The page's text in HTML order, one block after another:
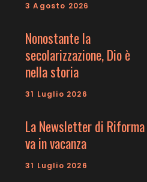
3 Agosto 2026
Nonostante la
secolarizzazione, Dio è
nella storia
31 Luglio 2026
La Newsletter di Riforma
va in vacanza
31 Luglio 2026